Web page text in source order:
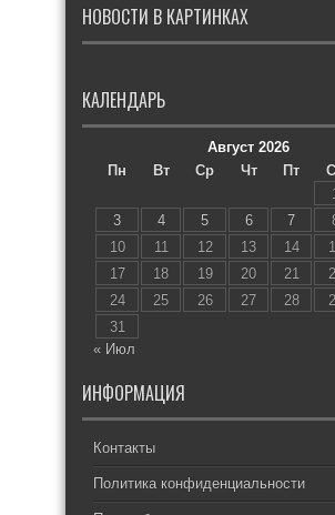
НОВОСТИ В КАРТИНКАХ
КАЛЕНДАРЬ
Август 2026
Пн
Вт Ср Чт Пт
3
4 5 6 7
10
11 12 13 14
17
18 19 20 21
24
25 26 27 28
31
« Июл
ИНФОРМАЦИЯ
Контакты
Политика конфиденциальности